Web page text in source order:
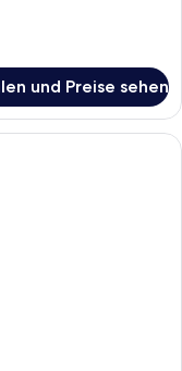
und Preise sehen
mit einem großen